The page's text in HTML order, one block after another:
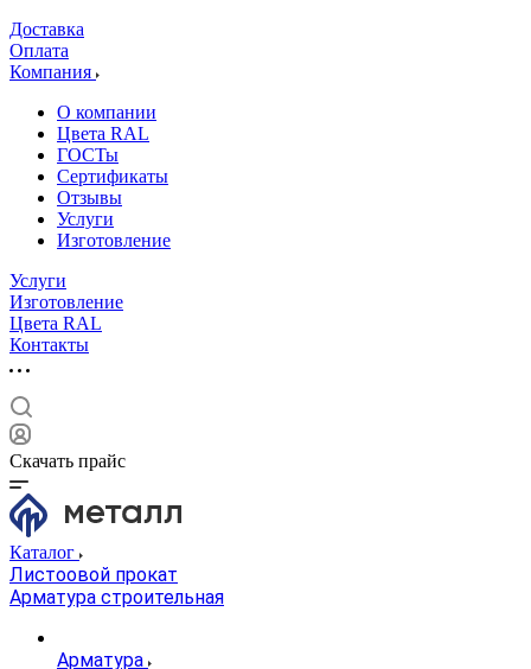
Доставка
Оплата
Компания
О компании
Цвета RAL
ГОСТы
Сертификаты
Отзывы
Услуги
Изготовление
Услуги
Изготовление
Цвета RAL
Контакты
Скачать прайс
Каталог
Листоовой прокат
Арматура строительная
Арматура